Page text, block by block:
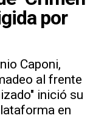
por
Caponi,
al frente
inició su
en